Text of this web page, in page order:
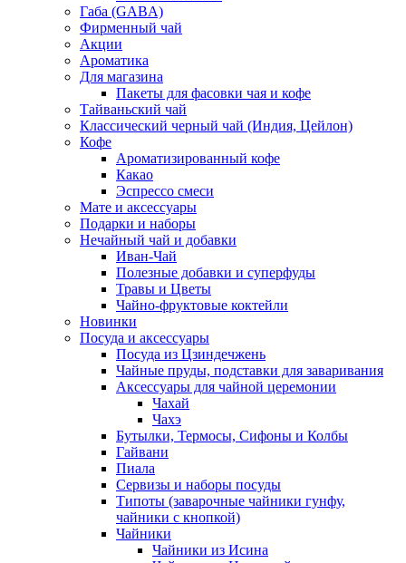
Габа (GABA)
Фирменный чай
Акции
Ароматика
Для магазина
Пакеты для фасовки чая и кофе
Тайваньский чай
Классический черный чай (Индия, Цейлон)
Кофе
Ароматизированный кофе
Какао
Эспрессо смеси
Мате и аксессуары
Подарки и наборы
Нечайный чай и добавки
Иван-Чай
Полезные добавки и суперфуды
Травы и Цветы
Чайно-фруктовые коктейли
Новинки
Посуда и аксессуары
Посуда из Цзиндечжень
Чайные пруды, подставки для заваривания
Аксессуары для чайной церемонии
Чахай
Чахэ
Бутылки, Термосы, Сифоны и Колбы
Гайвани
Пиала
Сервизы и наборы посуды
Типоты (заварочные чайники гунфу,
чайники с кнопкой)
Чайники
Чайники из Исина